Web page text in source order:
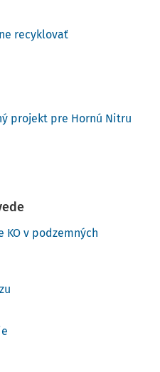
recyklovať
projekt pre Hornú Nitru
v podzemných